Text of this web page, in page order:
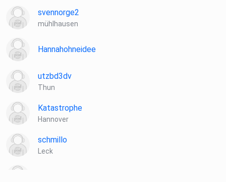
svennorge2
mühlhausen
Hannahohneidee
utzbd3dv
Thun
Katastrophe
Hannover
schmillo
Leck